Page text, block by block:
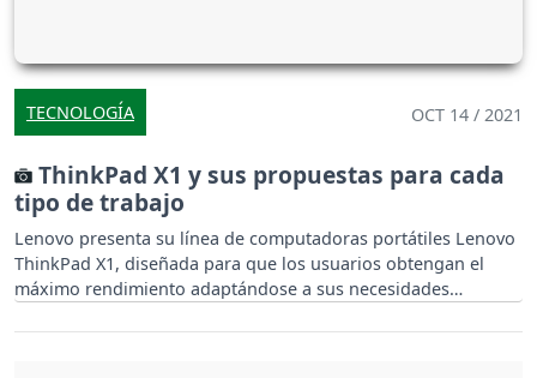
TECNOLOGÍA OCT 14 / 2021
ThinkPad X1 y sus propuestas para cada
tipo de trabajo
Lenovo presenta su línea de computadoras portátiles Lenovo
ThinkPad X1, diseñada para que los usuarios obtengan el
máximo rendimiento adaptándose a sus necesidades